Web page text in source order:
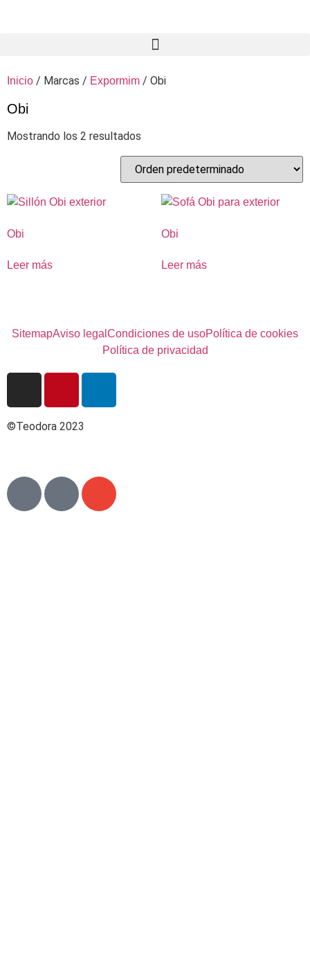
Inicio / Marcas / Expormim / Obi
Obi
Mostrando los 2 resultados
Obi
Leer más
Obi
Leer más
SitemapAviso legal Condiciones de usoPolítica de cookies
Política de privacidad
©Teodora 2023